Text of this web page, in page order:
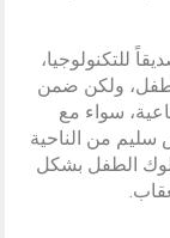
للتكنولوجيا،
ولكن ضمن
سواء مع
سليم من الناحية
الطفل بشكل